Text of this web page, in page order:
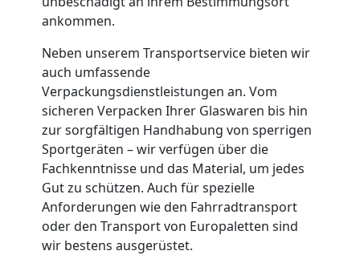
ankommen.
Neben unserem Transportservice bieten wir
auch umfassende
Verpackungsdienstleistungen an. Vom
sicheren Verpacken Ihrer Glaswaren bis hin
zur sorgfältigen Handhabung von sperrigen
Sportgeräten – wir verfügen über die
Fachkenntnisse und das Material, um jedes
Gut zu schützen. Auch für spezielle
Anforderungen wie den Fahrradtransport
oder den Transport von Europaletten sind
wir bestens ausgerüstet.
Leonding
Kunsttransport
Leonding
Umzug
Leonding